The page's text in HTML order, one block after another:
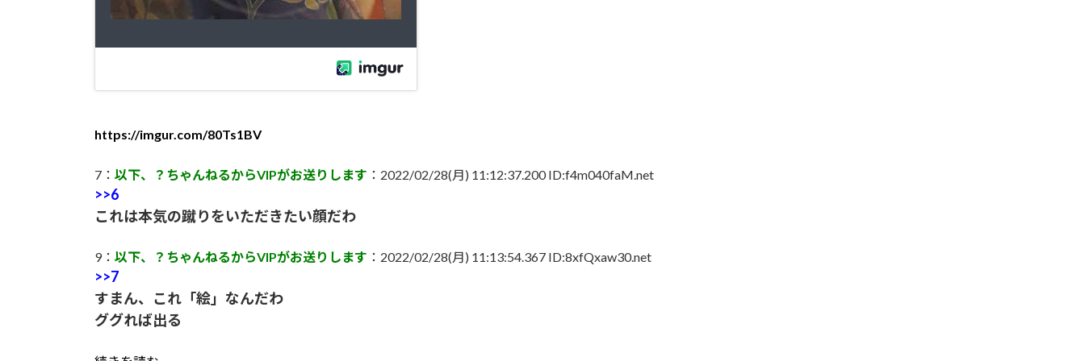
https://imgur.com/80Ts1BV
7： 以下、？ちゃんねるからVIPがお送りします ：2022/02/28(月) 11:12:37.200 ID:f4m040faM.net
>>6
これは本気の蹴りをいただきたい顔だわ
9： 以下、？ちゃんねるからVIPがお送りします ：2022/02/28(月) 11:13:54.367 ID:8xfQxaw30.net
>>7
すまん、これ「絵」なんだわ
ググれば出る